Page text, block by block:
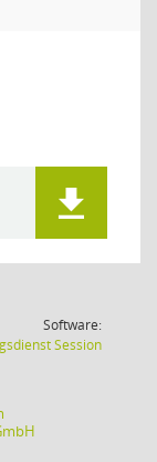
Software:
Session(Wird in